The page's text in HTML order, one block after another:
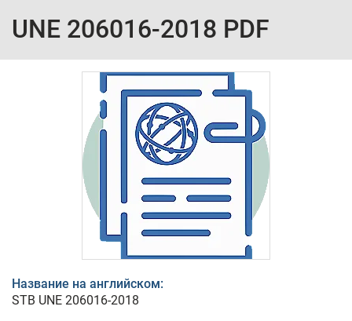
UNE 206016-2018 PDF
Название на английском:
STB UNE 206016-2018